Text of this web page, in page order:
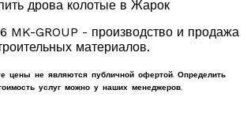
GROUP - производство и продажа
материалов.
цены не являются публичной офертой. Определить
услуг можно у наших менеджеров.